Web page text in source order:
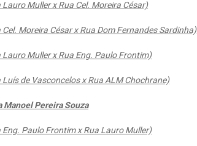
Lauro Muller x Rua Cel. Moreira César)
Cel. Moreira César x Rua Dom Fernandes Sardinha)
Lauro Muller x Rua Eng. Paulo Frontim)
Luís de Vasconcelos x Rua ALM Chochrane)
Manoel Pereira Souza
Eng. Paulo Frontim x Rua Lauro Muller)